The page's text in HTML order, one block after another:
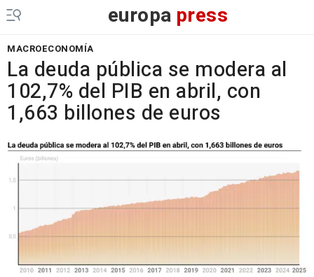
europa press
MACROECONOMÍA
La deuda pública se modera al
102,7% del PIB en abril, con
1,663 billones de euros